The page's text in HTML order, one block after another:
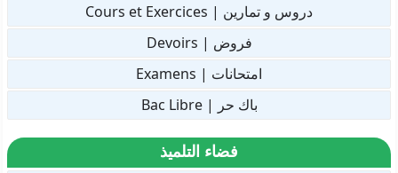
دروس و تمارين | Cours et Exercices
فروض | Devoirs
امتحانات | Examens
باك حر | Bac Libre
فضاء التلميذ